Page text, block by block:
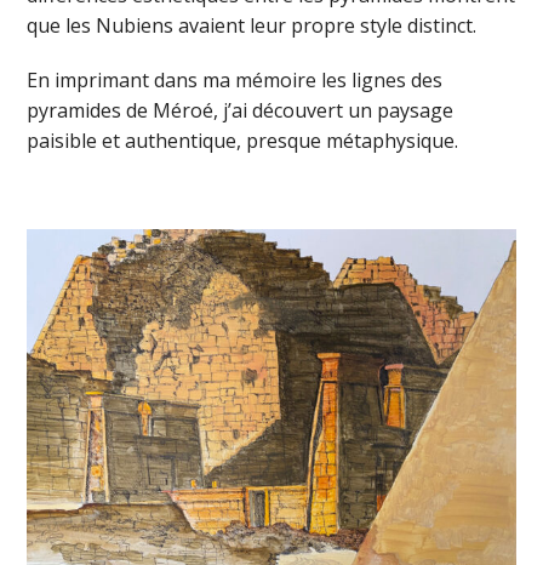
que les Nubiens avaient leur propre style distinct.
En imprimant dans ma mémoire les lignes des
pyramides de Méroé, j’ai découvert un paysage
paisible et authentique, presque métaphysique.